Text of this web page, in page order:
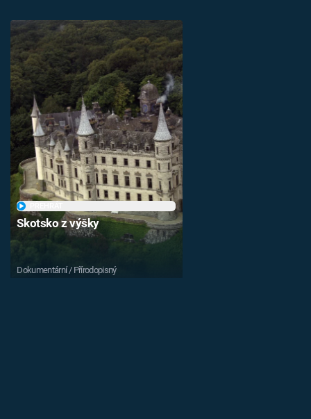
Skotsko z výšky
Dokumentární / Přírodopisný